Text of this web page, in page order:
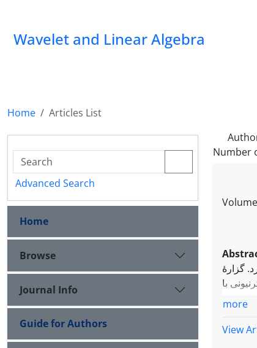
Wavelet and Linear Algebra
Home
Articles List
Number
گزارۀ
با
more
View
Advanced Search
Home
Browse
Journal Info
Guide for Authors